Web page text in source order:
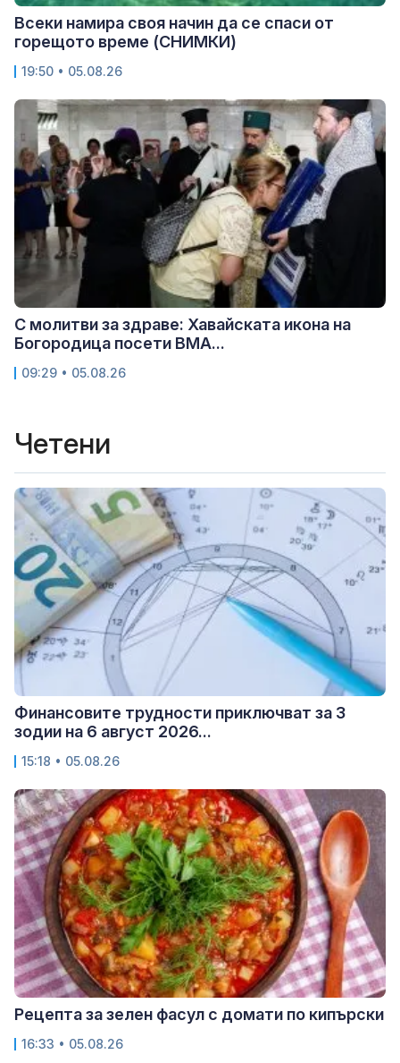
Всеки намира своя начин да се спаси от
горещото време (СНИМКИ)
19:50 • 05.08.26
С молитви за здраве: Хавайската икона на
Богородица посети ВМА...
09:29 • 05.08.26
Четени
Финансовите трудности приключват за 3
зодии на 6 август 2026...
15:18 • 05.08.26
Рецепта за зелен фасул с домати по кипърски
16:33 • 05.08.26